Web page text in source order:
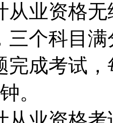
从业资格
三个科目
完成考试
。